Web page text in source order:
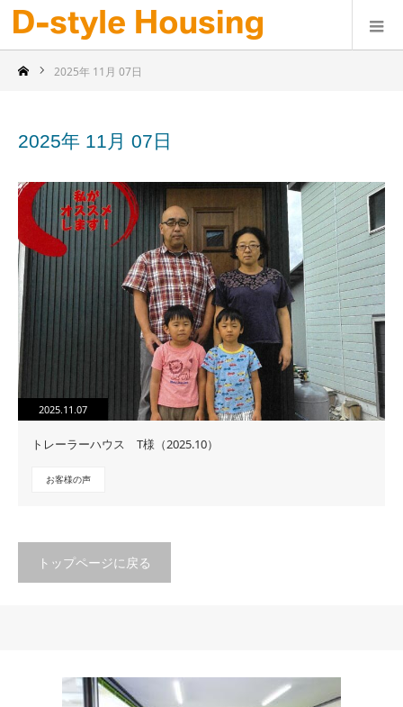
2025年 11月 07日
2025年 11月 07日
2025.11.07
トレーラーハウス T様（2025.10）
お客様の声
トップページに戻る